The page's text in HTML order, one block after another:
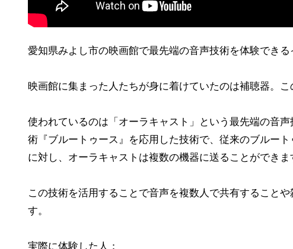
愛知県みよし市の映画館で最先端の音声技術を体験できる
映画館に集まった人たちが身に着けていたのは補聴器。
使われているのは「オーラキャスト」という最先端の音
術『ブルートゥース』を応用した技術で、従来のブルー
に対し、オーラキャストは複数の機器に送ることができま
この技術を活用することで音声を複数人で共有すること
す。
実際に体験した人：